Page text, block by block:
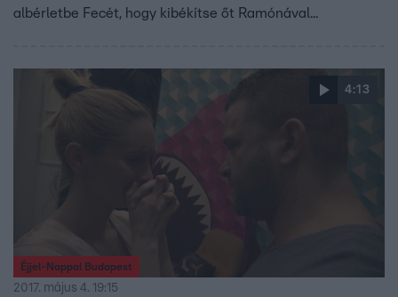
albérletbe Fecét, hogy kibékítse őt Ramónával...
4:13
Éjjel-Nappal Budapest
2017. május 4. 19:15